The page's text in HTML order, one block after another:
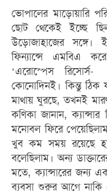
ভোপালের মাড়োয়ারি
ছোট থেকেই ইচ্ছে
উড়োজাহাজের সঙ্গে।
ফিন্যান্সে এমবিএ
‘এরোস্পেস
কোনোদিনই। কিন্তু
মাথায় ঘুরছে, তখনই
কণিকা জানান,
মনোবল ফিরে
খুব কম সময় রয়েছে
বলেছিলাম। অন্য
মতে, ক্যান্সারের জন্য
ব্যবসা শুরুর আগে নাকি